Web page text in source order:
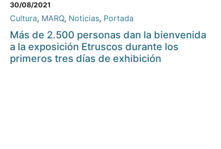
30/08/2021
Cultura, MARQ, Noticias, Portada
Más de 2.500 personas dan la bienvenida
a la exposición Etruscos durante los
primeros tres días de exhibición